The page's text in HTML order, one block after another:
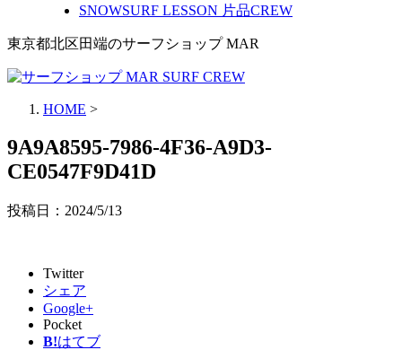
SNOWSURF LESSON 片品CREW
東京都北区田端のサーフショップ MAR
HOME >
9A9A8595-7986-4F36-A9D3-
CE0547F9D41D
投稿日： 2024/5/13
Twitter
シェア
Google+
Pocket
B!はてブ